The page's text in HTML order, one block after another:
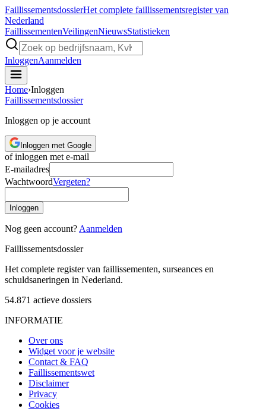
FaillissementsdossierHet complete faillissementsregister van
Nederland
FaillissementenVeilingenNieuwsStatistieken
InloggenAanmelden
Home›Inloggen
Faillissementsdossier
Inloggen op je account
Inloggen met Google
of inloggen met e-mail
E-mailadres
WachtwoordVergeten?
Inloggen
Nog geen account? Aanmelden
Faillissementsdossier
Het complete register van faillissementen, surseances en
schuldsaneringen in Nederland.
54.871 actieve dossiers
INFORMATIE
Over ons
Widget voor je website
Contact & FAQ
Faillissementswet
Disclaimer
Privacy
Cookies